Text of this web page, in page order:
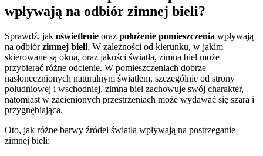
wpływają na odbiór zimnej bieli?
Sprawdź, jak oświetlenie oraz położenie pomieszczenia wpływają
na odbiórzimnej bieli. W zależności od kierunku, w jakim
skierowane są okna, oraz jakości światła, zimna biel może
przybierać różne odcienie. W pomieszczeniach dobrze
nasłonecznionych naturalnym światłem, szczególnie od strony
południowej i wschodniej, zimna biel zachowuje swój charakter,
natomiast w zacienionych przestrzeniach może wydawać się szara i
przygnębiająca.
Oto, jak różne barwy źródeł światła wpływają na postrzeganie
zimnej bieli: